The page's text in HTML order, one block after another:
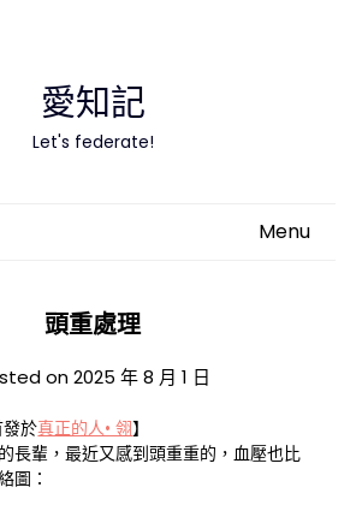
愛知記
Let's federate!
Menu
頭重處理
on2025 年 8 月 1 日
發於真正的人• 翎】
長輩，最近又感到頭重重的，血壓也比
圖：